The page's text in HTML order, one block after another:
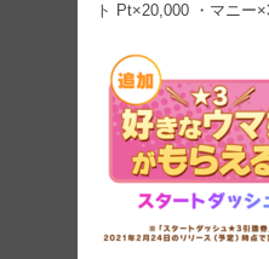
ト Pt×20,000 ・マニー